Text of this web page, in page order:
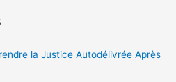
la Justice Autodélivrée Après